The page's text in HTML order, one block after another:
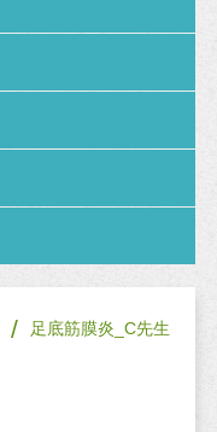
/ 足底筋膜炎_C先生